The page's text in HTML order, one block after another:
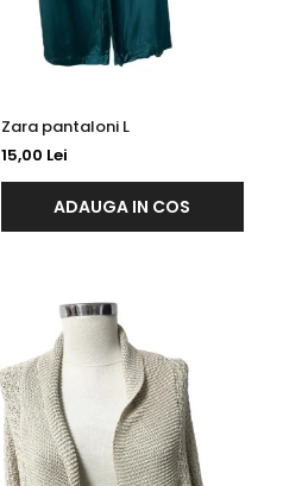
Zara pantaloni L
15,00 Lei
ADAUGA IN COS